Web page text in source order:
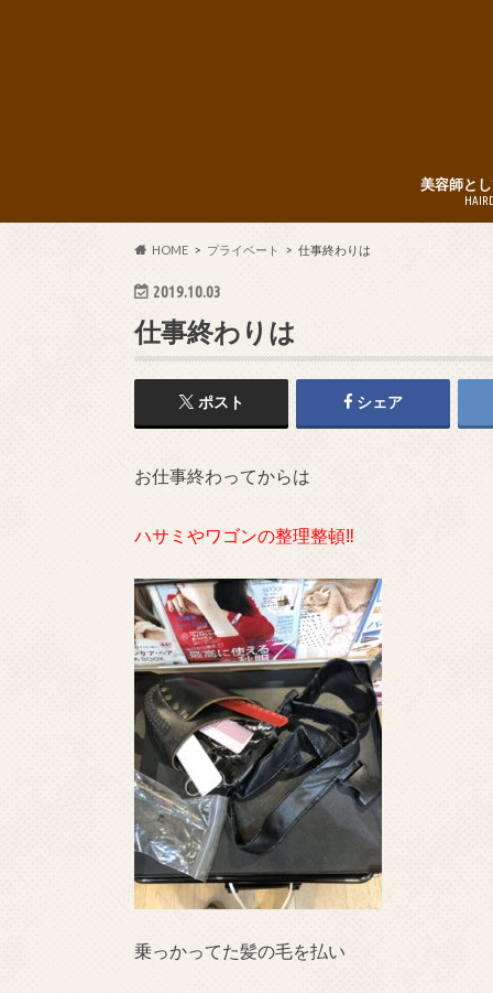
美容師と
HOME プライベート 仕事終わりは
2019.10.03
仕事終わりは
ポスト シェア
お仕事終わってからは
ハサミやワゴンの整理整頓‼︎
乗っかってた髪の毛を払い